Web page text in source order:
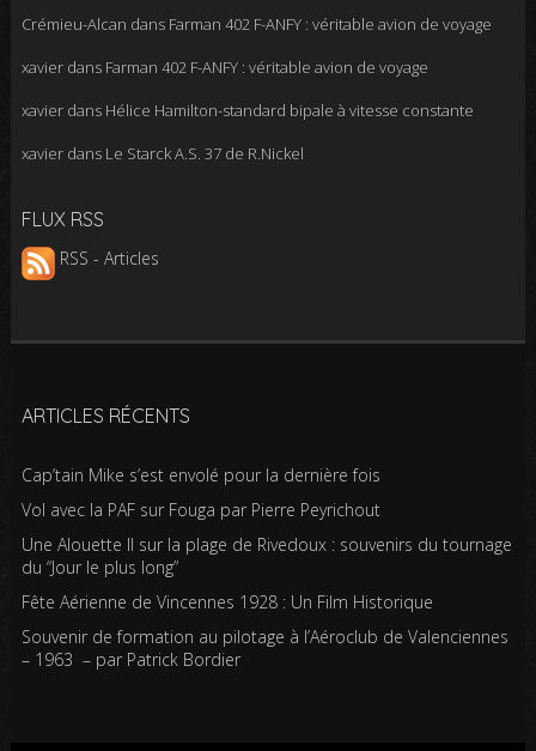
Crémieu-Alcan dans Farman 402 F-ANFY : véritable avion de voyage
xavierdans Farman 402 F-ANFY : véritable avion de voyage
xavierdans Hélice Hamilton-standard bipale à vitesse constante
xavierdans Le Starck A.S. 37 de R.Nickel
FLUX RSS
RSS - Articles
ARTICLES RÉCENTS
Cap’tain Mike s’est envolé pour la dernière fois
Vol avec la PAF sur Fouga par Pierre Peyrichout
Une Alouette II sur la plage de Rivedoux : souvenirs du tournage
du “Jour le plus long”
Fête Aérienne de Vincennes 1928 : Un Film Historique
Souvenir de formation au pilotage à l’Aéroclub de Valenciennes
– 1963 – par Patrick Bordier